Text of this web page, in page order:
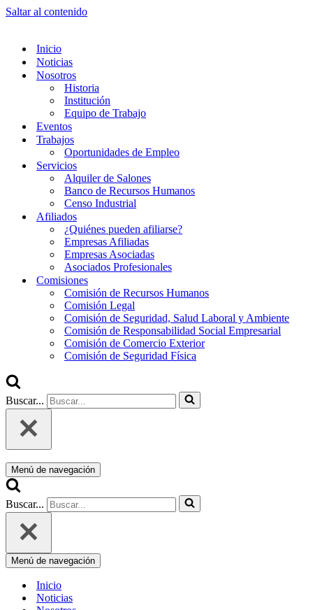
Saltar al contenido
Inicio
Noticias
Nosotros
Historia
Institución
Equipo de Trabajo
Eventos
Trabajos
Oportunidades de Empleo
Servicios
Alquiler de Salones
Banco de Recursos Humanos
Censo Industrial
Afiliados
¿Quiénes pueden afiliarse?
Empresas Afiliadas
Empresas Asociadas
Asociados Profesionales
Comisiones
Comisión de Recursos Humanos
Comisión Legal
Comisión de Seguridad, Salud Laboral y Ambiente
Comisión de Responsabilidad Social Empresarial
Comisión de Comercio Exterior
Comisión de Seguridad Física
Buscar...
Menú de navegación
Buscar...
Menú de navegación
Inicio
Noticias